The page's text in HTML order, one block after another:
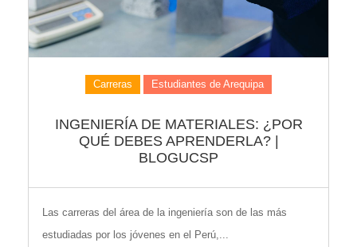
Carreras Estudiantes de Arequipa
INGENIERÍA DE MATERIALES: ¿POR
QUÉ DEBES APRENDERLA? |
BLOGUCSP
Las carreras del área de la ingeniería son de las más
estudiadas por los jóvenes en el Perú,...